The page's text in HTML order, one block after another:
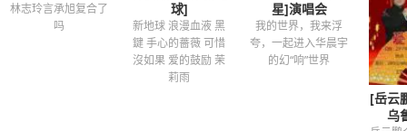
我用我的放大镜 和着泪水吞下去
我真的 没有关系
窗口没答应我好风景
天空没承诺不下雨
林志玲言承旭复合了
吗
球]
新地球 浪漫血液 黑
鍵 手心的薔薇 可惜
沒如果 爱的鼓励 茉
莉雨
星]演唱会
我的世界，我来浮
夸，一起进入华晨宇
的幻“响”世界
[岳云
乌